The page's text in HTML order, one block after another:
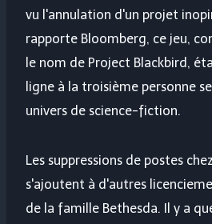
vu l'annulation d'un projet
rapporte Bloomberg, ce jeu,
le nom de Project Blackbird,
ligne à la troisième personne
univers de science-fiction.
Les suppressions de postes
s'ajoutent à d'autres
de la famille Bethesda. Il y a